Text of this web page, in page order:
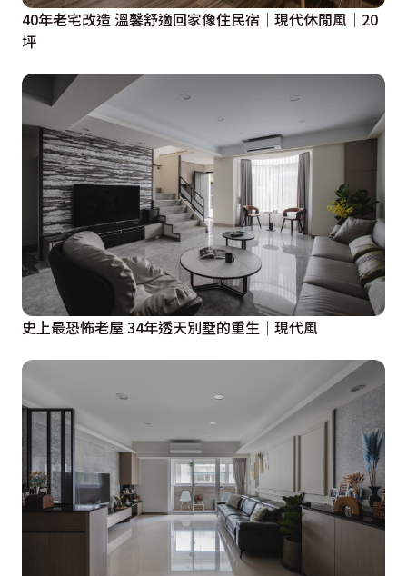
40年老宅改造 溫馨舒適回家像住民宿│現代休閒風│20
坪
史上最恐怖老屋 34年透天別墅的重生│現代風